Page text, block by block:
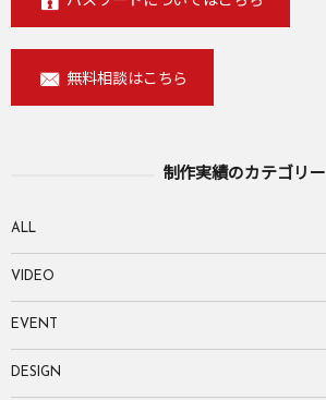
無料相談はこちら
制作実績のカテゴリー
ALL
VIDEO
EVENT
DESIGN